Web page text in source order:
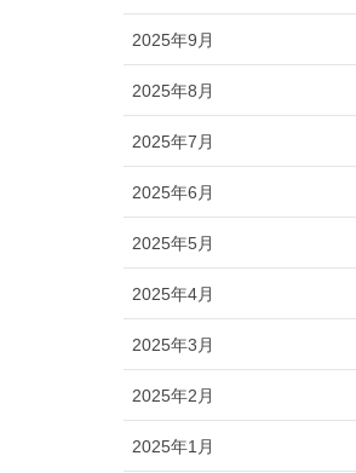
2025年9月
2025年8月
2025年7月
2025年6月
2025年5月
2025年4月
2025年3月
2025年2月
2025年1月